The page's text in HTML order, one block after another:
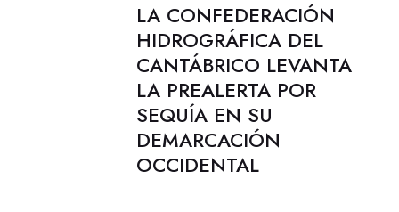
LA CONFEDERACIÓN
HIDROGRÁFICA DEL
CANTÁBRICO LEVANTA
LA PREALERTA POR
SEQUÍA EN SU
DEMARCACIÓN
OCCIDENTAL